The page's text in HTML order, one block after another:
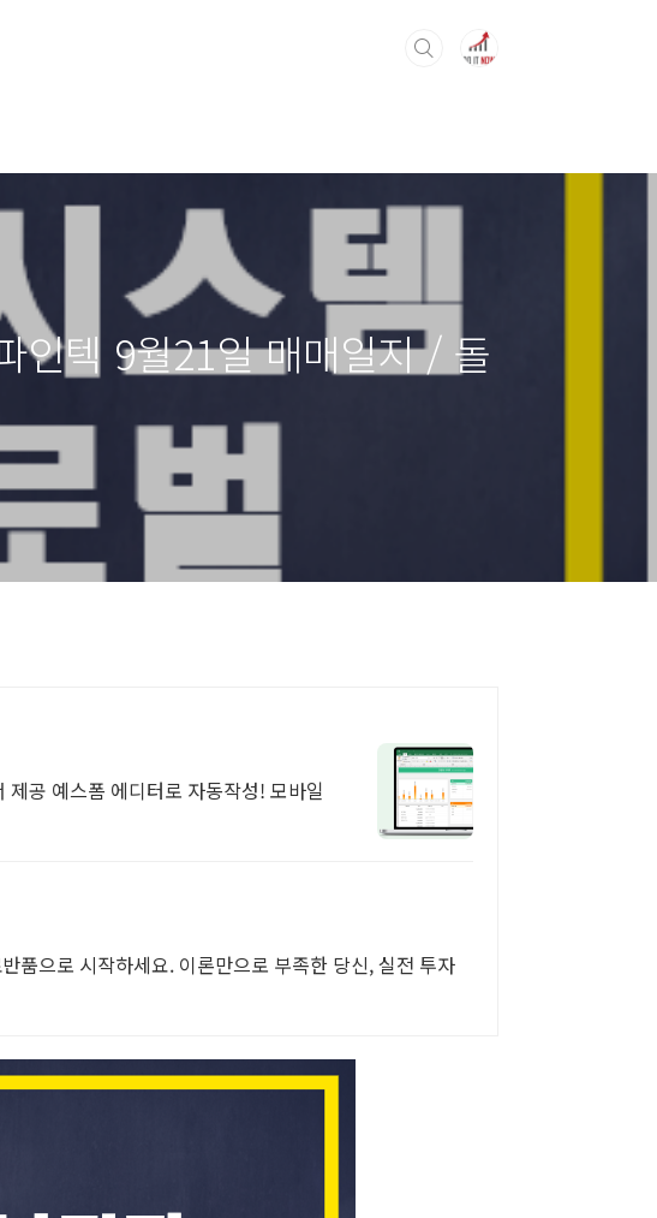
인텍 9월21일 매매일지 / 돌
공 예스폼 에디터로 자동작성! 모바일
품으로 시작하세요. 이론만으로 부족한 당신, 실전 투자